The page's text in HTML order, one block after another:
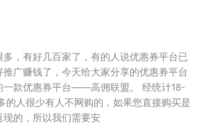
，有好几百家了，有的人说优惠券平台已
广赚钱了，今天给大家分享的优惠券平台
一款优惠券平台——高佣联盟。 经统计18-
的人很少有人不网购的，如果您直接购买是
的，所以我们需要安